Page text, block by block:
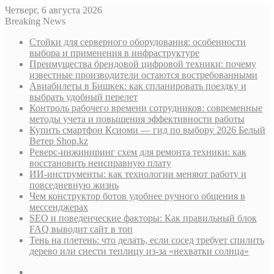
Четверг, 6 августа 2026
Breaking News
Стойки для серверного оборудования: особенности
выбора и применения в инфраструктуре
Преимущества брендовой цифровой техники: почему
известные производители остаются востребованными
Авиабилеты в Бишкек: как спланировать поездку и
выбрать удобный перелет
Контроль рабочего времени сотрудников: современные
методы учета и повышения эффективности работы
Купить смартфон Ксиоми — гид по выбору 2026 Белый
Ветер Shop.kz
Реверс-инжиниринг схем для ремонта техники: как
восстановить неисправную плату
ИИ-инструменты: как технологии меняют работу и
повседневную жизнь
Чем конструктор ботов удобнее ручного общения в
мессенджерах
SEO и поведенческие факторы: Как правильный блок
FAQ выводит сайт в топ
Тень на плетень: что делать, если сосед требует спилить
дерево или снести теплицу из-за «нехватки солнца»